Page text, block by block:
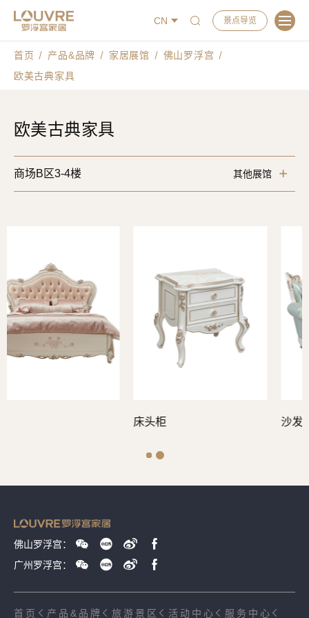
CN 景点导览
首页 产品&品牌 家居展馆
佛山罗浮宫
欧美古典家具
欧美古典家具
商场B区3-4楼 其他展馆
沙发
佛山罗浮宫：
广州罗浮宫：
首页 产品&品牌 旅游景区 活动中心 服务中心